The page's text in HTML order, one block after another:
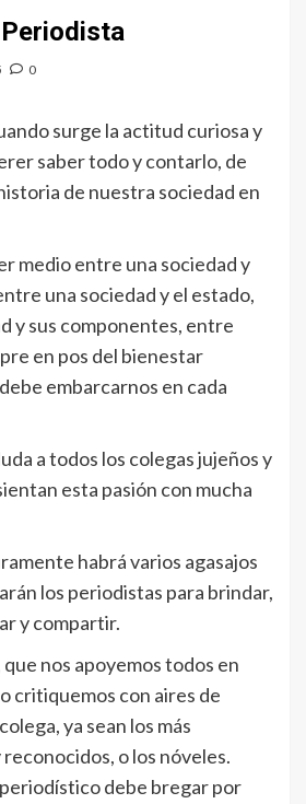
0
surge la actitud curiosa y
saber todo y contarlo, de
de nuestra sociedad en
medio entre una sociedad y
una sociedad y el estado,
y sus componentes, entre
en pos del bienestar
embarcarnos en cada
a todos los colegas jujeños y
esta pasión con mucha
habrá varios agasajos
los periodistas para brindar,
y compartir.
que nos apoyemos todos en
critiquemos con aires de
ya sean los más
o los nóveles.
debe bregar por